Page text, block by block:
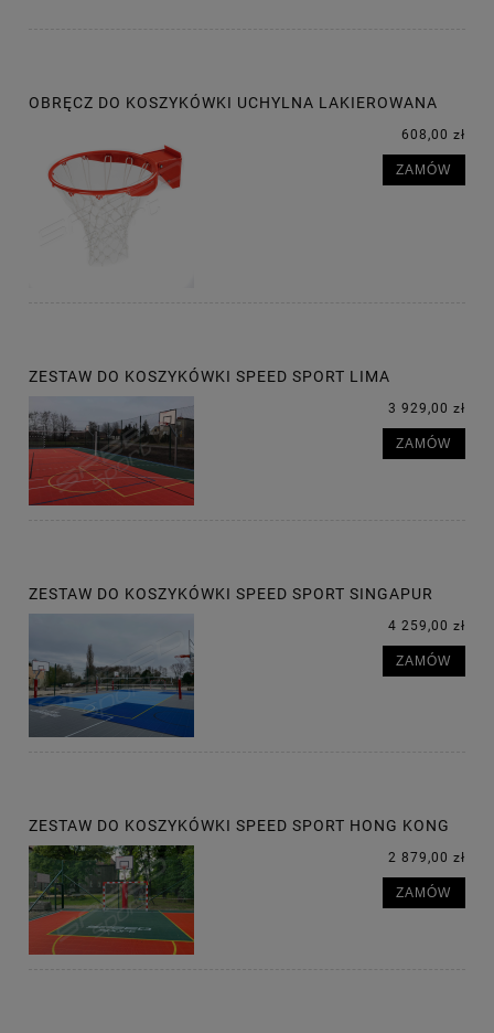
OBRĘCZ DO KOSZYKÓWKI UCHYLNA LAKIEROWANA
608,00 zł
ZAMÓW
ZESTAW DO KOSZYKÓWKI SPEED SPORT LIMA
3 929,00 zł
ZAMÓW
ZESTAW DO KOSZYKÓWKI SPEED SPORT SINGAPUR
4 259,00 zł
ZAMÓW
ZESTAW DO KOSZYKÓWKI SPEED SPORT HONG KONG
2 879,00 zł
ZAMÓW